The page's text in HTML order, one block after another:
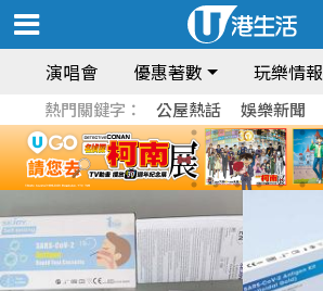
演唱會 優惠著數 玩樂情報
熱門關鍵字： 公屋熱話 娛樂新聞